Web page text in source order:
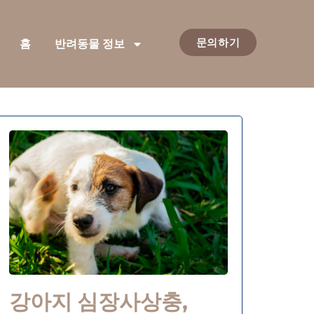
홈 반려동물 정보 문의하기
강아지 심장사상충,